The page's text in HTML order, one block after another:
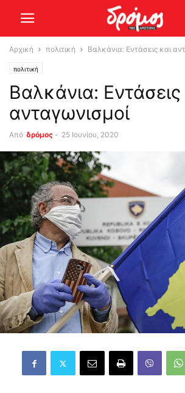
Αρχική πολιτική Βαλκάνια: Εντάσεις και
πολιτική
Βαλκάνια: Εντάσεις
ανταγωνισμοί
Από δρόμος - 25 Ιουνίου, 2020